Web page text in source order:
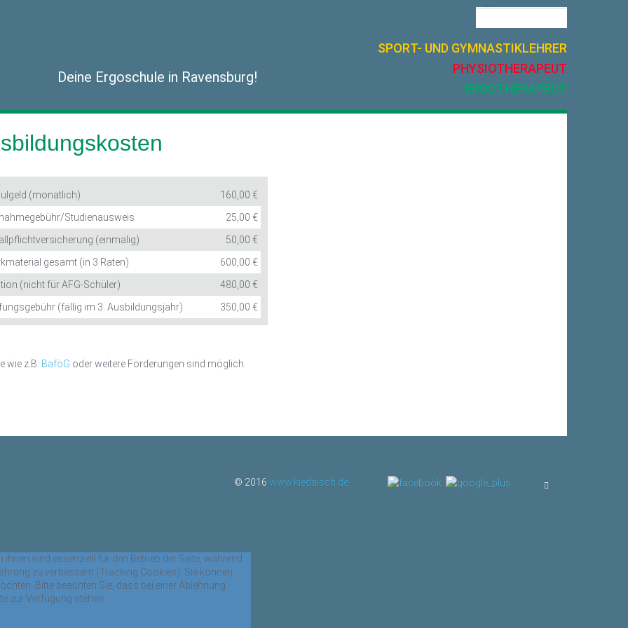
Deine Ergoschule in Ravensburg!
SPORT- UND GYMNASTIKLEHRER
PHYSIOTHERAPEUT
ERGOTHERAPEUT
(monatlich)
160,00 €
Studienausweis
25,00 €
(einmalig)
50,00 €
gesamt (in 3 Raten)
600,00 €
(nicht für AFG-Schüler)
480,00 €
(fällig im 3. Ausbildungsjahr)
350,00 €
wie z.B. BaföG oder weitere Förderungen sind möglich.
© 2016 www.kiedaisch.de
sind essenziell für den Betrieb der Seite, während
zu verbessern (Tracking Cookies). Sie können
Bitte beachten Sie, dass bei einer Ablehnung
zur Verfügung stehen.